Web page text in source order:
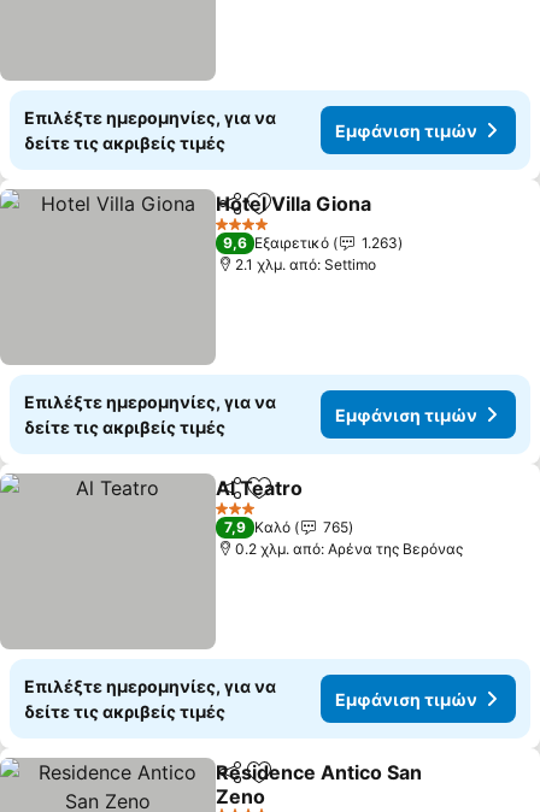
Επιλέξτε ημερομηνίες, για να
δείτε τις ακριβείς τιμές
Εμφάνιση τιμών
Κοινοποίηση
Προσθήκη στα αγαπημένα
Hotel Villa Giona
4 Αστέρια
9,6 Εξαιρετικό
1.263
2.1 χλμ. από: Settimo
Επιλέξτε ημερομηνίες, για να
δείτε τις ακριβείς τιμές
Εμφάνιση τιμών
Κοινοποίηση
Προσθήκη στα αγαπημένα
Al Teatro
3 Αστέρια
7,9 Καλό
765
0.2 χλμ. από: Αρένα της Βερόνας
Επιλέξτε ημερομηνίες, για να
δείτε τις ακριβείς τιμές
Εμφάνιση τιμών
Κοινοποίηση
Προσθήκη στα αγαπημένα
Residence Antico San
Zeno